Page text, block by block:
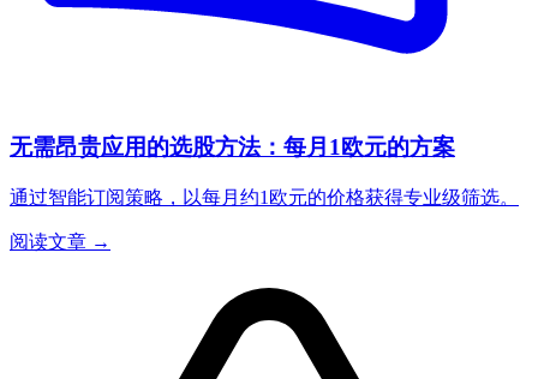
无需昂贵应用的选股方法：每月1欧元的方案
通过智能订阅策略，以每月约1欧元的价格获得专业级筛选。
阅读文章 →